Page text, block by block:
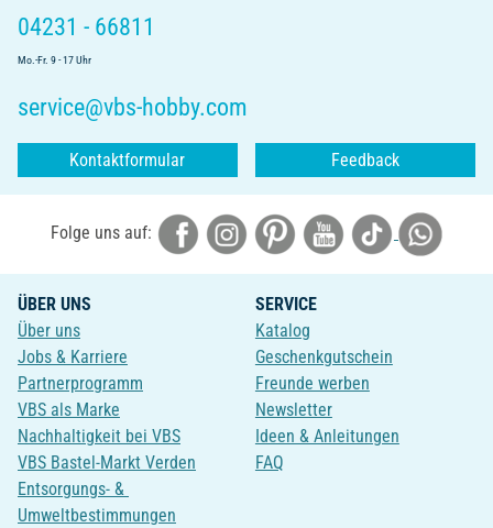
04231 - 66811
Mo.-Fr. 9 - 17 Uhr
service@vbs-hobby.com
Kontaktformular Feedback
Folge uns auf:
ÜBER UNS
Über uns
Jobs & Karriere
Partnerprogramm
VBS als Marke
Nachhaltigkeit bei VBS
VBS Bastel-Markt Verden
Entsorgungs- &
Umweltbestimmungen
SERVICE
Katalog
Geschenkgutschein
Freunde werben
Newsletter
Ideen & Anleitungen
FAQ